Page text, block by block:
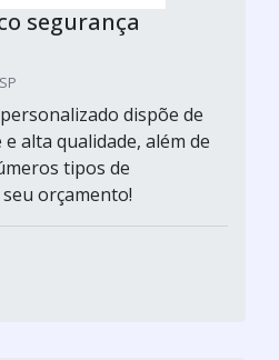
segurança
dispõe de
alta qualidade, além de
tipos de
orçamento!